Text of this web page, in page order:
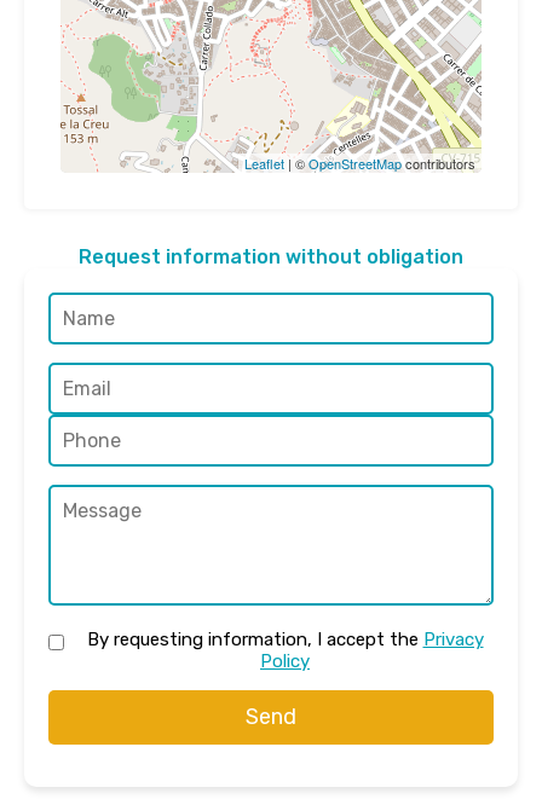
Leaflet | ©OpenStreetMapcontributors
Request information without obligation
By requesting information, I accept the Privacy
Policy
Send